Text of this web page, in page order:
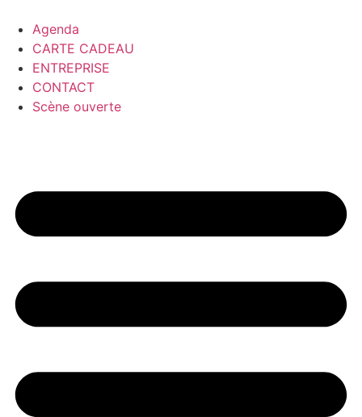
Agenda
CARTE CADEAU
ENTREPRISE
CONTACT
Scène ouverte